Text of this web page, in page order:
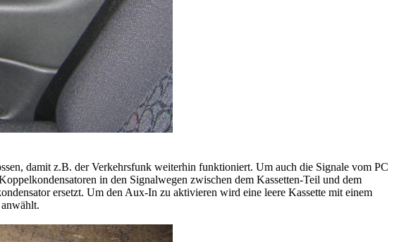
damit z.B. der Verkehrsfunk weiterhin funktioniert. Um auch die Signale vom PC
in den Signalwegen zwischen dem Kassetten-Teil und dem
ersetzt. Um den Aux-In zu aktivieren wird eine leere Kassette mit einem